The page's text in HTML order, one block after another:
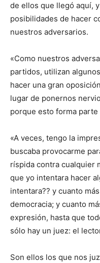
de ellos que llegó aquí,
posibilidades de hacer
nuestros adversarios.
«Como nuestros
partidos, utilizan
hacer una gran
lugar de ponernos
porque esto forma
«A veces, tengo la
buscaba provocarme
ríspida contra cualquier
que yo intentara hacer
intentara?? y cuanto
democracia; y cuanto
expresión, hasta que
sólo hay un juez: el
Son ellos los que nos